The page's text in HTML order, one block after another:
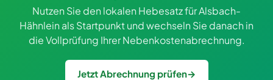
Nutzen Sie den lokalen Hebesatz für Alsbach-
Hähnlein als Startpunkt und wechseln Sie danach in
die Vollprüfung Ihrer Nebenkostenabrechnung.
Jetzt Abrechnung prüfen→